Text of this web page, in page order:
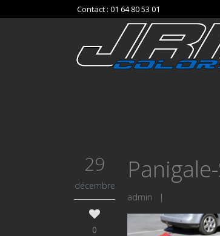
Contact : 01 64 80 53 01
29
décembre
0
admin |